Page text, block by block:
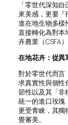
「零世代深知
來美感，更要
進在地生物多樣
直接轉化為對本
卉農業（CSFA
在地花卉：從異
對於零世代而言
求真實性與個性
節性以及其「非
統一的進口玫瑰
更受青睞，其獨
覺審美。